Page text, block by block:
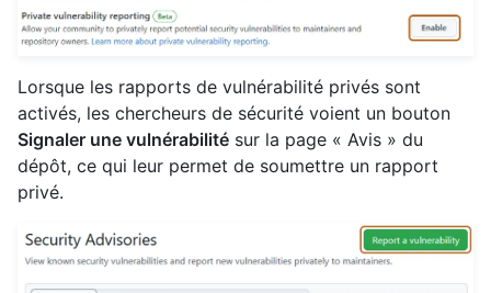
Lorsque les rapports de vulnérabilité privés sont
activés, les chercheurs de sécurité voient un bouton
Signaler une vulnérabilité sur la page « Avis » du
dépôt, ce qui leur permet de soumettre un rapport
privé.